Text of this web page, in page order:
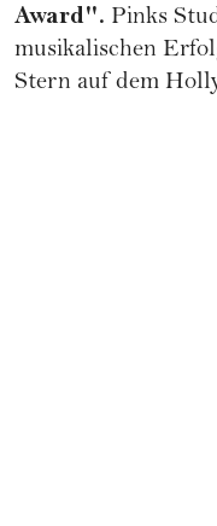
Award". Pinks
musikalischen
Stern auf dem